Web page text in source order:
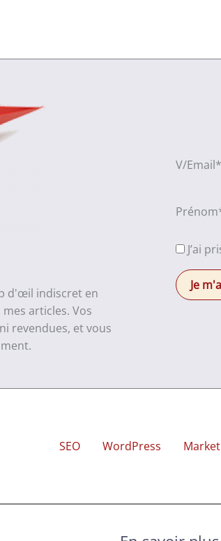
d'œil indiscret en
articles. Vos
revendues, et vous
V/Email*
J’ai
SEO WordPress